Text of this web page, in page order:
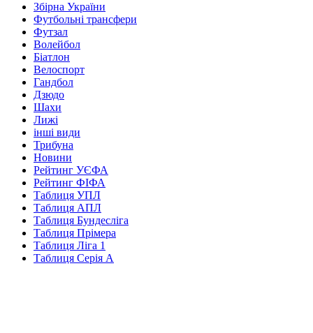
Збірна України
Футбольні трансфери
Футзал
Волейбол
Біатлон
Велоспорт
Гандбол
Дзюдо
Шахи
Лижі
інші види
Трибуна
Новини
Рейтинг УЄФА
Рейтинг ФІФА
Таблиця УПЛ
Таблиця АПЛ
Таблиця Бундесліга
Таблиця Прімера
Таблиця Ліга 1
Таблиця Серія А